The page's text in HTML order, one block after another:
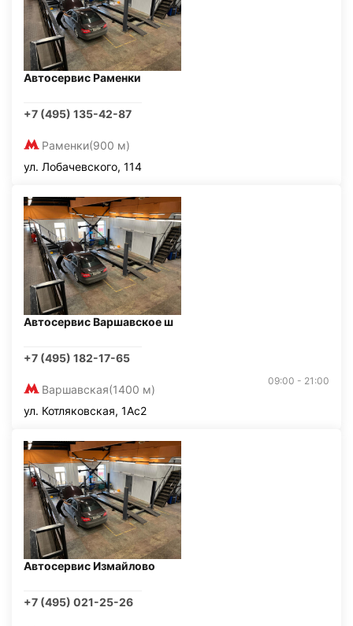
Автосервис Раменки
+7 (495) 135-42-87
Раменки(900 м)
ул. Лобачевского, 114
Автосервис Варшавское ш
+7 (495) 182-17-65
Варшавская(1400 м)
09:00 - 21:00
ул. Котляковская, 1Ас2
Автосервис Измайлово
+7 (495) 021-25-26